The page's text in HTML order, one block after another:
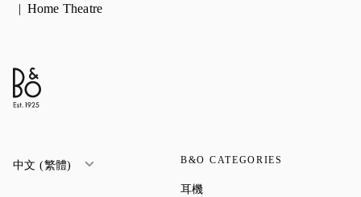
Home Theatre
中文 (繁體) B&O CATEGORIES
耳機Link Opens in New Tab